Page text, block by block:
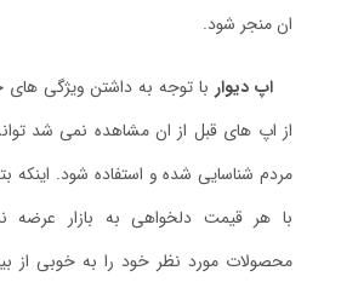
ان منجر شود.
اپ دیوار با توجه به داشتن ویژگی
از اپ های قبل از ان مشاهده نمی شد
مردم شناسایی شده و استفاده شود. اینکه
با هر قیمت دلخواهی به بازار عرضه
محصولات مورد نظر خود را به خوبی از